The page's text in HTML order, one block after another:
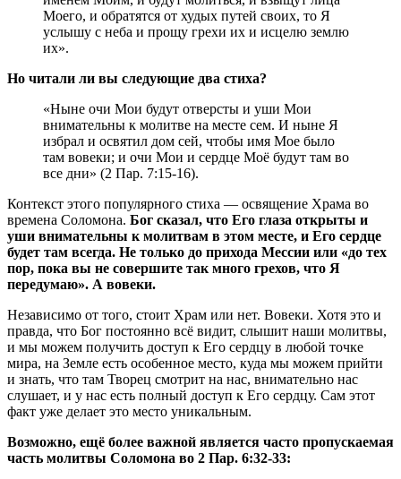
Моего, и обратятся от худых путей своих, то Я
услышу с неба и прощу грехи их и исцелю землю
их».
Но читали ли вы следующие два стиха?
«Ныне очи Мои будут отверсты и уши Мои
внимательны к молитве на месте сем. И ныне Я
избрал и освятил дом сей, чтобы имя Мое было
там вовеки; и очи Мои и сердце Моё будут там во
все дни» (2 Пар. 7:15-16).
Контекст этого популярного стиха — освящение Храма во
времена Соломона. Бог сказал, что Его глаза открыты и
уши внимательны к молитвам в этом месте, и Его сердце
будет там всегда. Не только до прихода Мессии или «до тех
пор, пока вы не совершите так много грехов, что Я
передумаю». А вовеки.
Независимо от того, стоит Храм или нет. Вовеки. Хотя это и
правда, что Бог постоянно всё видит, слышит наши молитвы,
и мы можем получить доступ к Его сердцу в любой точке
мира, на Земле есть особенное место, куда мы можем прийти
и знать, что там Творец смотрит на нас, внимательно нас
слушает, и у нас есть полный доступ к Его сердцу. Сам этот
факт уже делает это место уникальным.
Возможно, ещё более важной является часто пропускаемая
часть молитвы Соломона во 2 Пар. 6:32-33: